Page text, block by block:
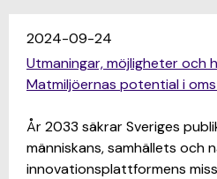
2024-09-24
Utmaningar, möjligheter och
Matmiljöernas potential i
År 2033 säkrar Sveriges
människans, samhällets och
innovationsplattformens